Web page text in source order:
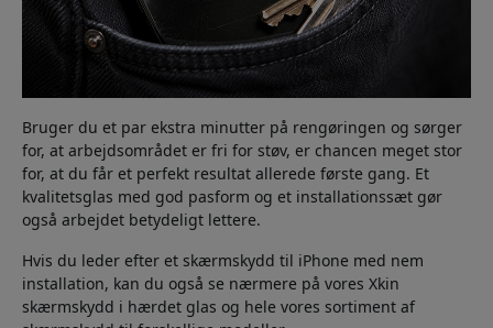
Bruger du et par ekstra minutter på rengøringen og sørger
for, at arbejdsområdet er fri for støv, er chancen meget stor
for, at du får et perfekt resultat allerede første gang. Et
kvalitetsglas med god pasform og et installationssæt gør
også arbejdet betydeligt lettere.
Hvis du leder efter et skærmskydd til iPhone med nem
installation, kan du også se nærmere på vores Xkin
skærmskydd i hærdet glas og hele vores sortiment af